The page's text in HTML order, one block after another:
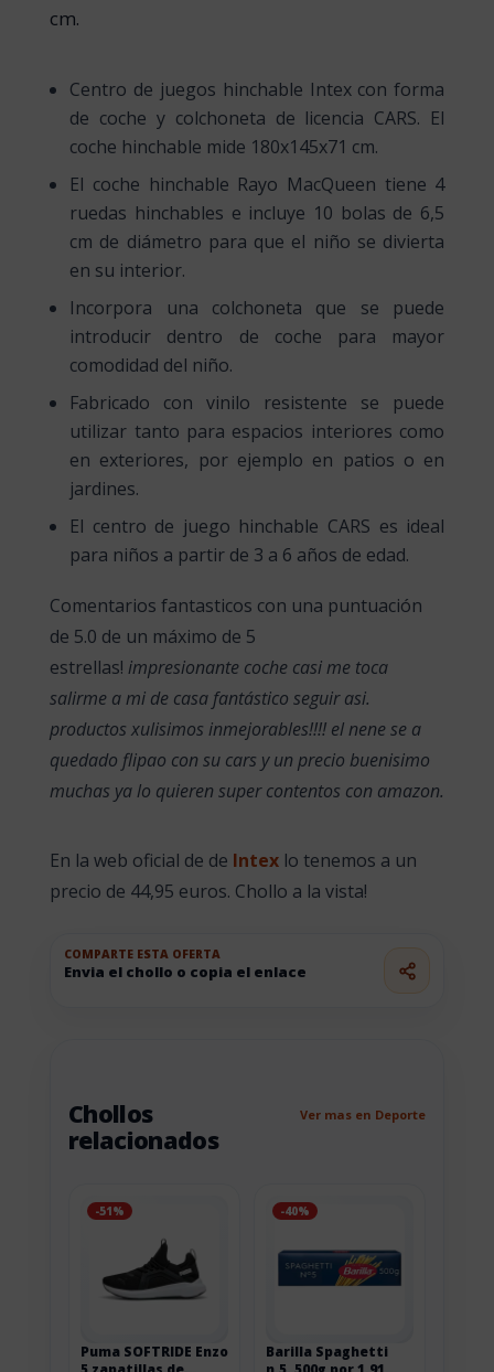
cm.
Centro de juegos hinchable Intex con forma
de coche y colchoneta de licencia CARS. El
coche hinchable mide 180x145x71 cm.
El coche hinchable Rayo MacQueen tiene 4
ruedas hinchables e incluye 10 bolas de 6,5
cm de diámetro para que el niño se divierta
en su interior.
Incorpora una colchoneta que se puede
introducir dentro de coche para mayor
comodidad del niño.
Fabricado con vinilo resistente se puede
utilizar tanto para espacios interiores como
en exteriores, por ejemplo en patios o en
jardines.
El centro de juego hinchable CARS es ideal
para niños a partir de 3 a 6 años de edad.
Comentarios fantasticos con una puntuación
de 5.0 de un máximo de 5
estrellas! impresionante coche casi me toca
salirme a mi de casa fantástico seguir asi.
productos xulisimos inmejorables!!!! el nene se a
quedado flipao con su cars y un precio buenisimo
muchas ya lo quieren super contentos con amazon.
En la web oficial de de Intexlo tenemos a un
precio de 44,95 euros. Chollo a la vista!
COMPARTE ESTA OFERTA
Envia el chollo o copia el enlace
Chollos
relacionados
Ver mas en Deporte
-51%
Puma SOFTRIDE Enzo
-40%
Barilla Spaghetti